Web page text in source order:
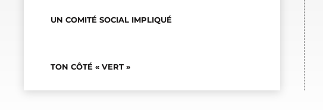
UN COMITÉ SOCIAL IMPLIQUÉ
TON CÔTÉ « VERT »